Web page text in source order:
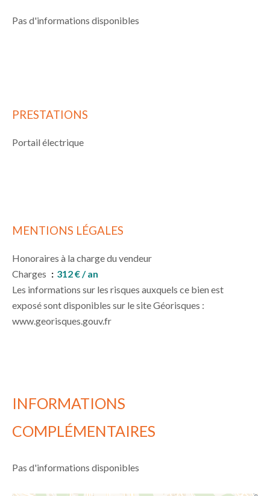
Pas d'informations disponibles
PRESTATIONS
Portail électrique
MENTIONS LÉGALES
Honoraires à la charge du vendeur
Charges
312 € / an
Les informations sur les risques auxquels ce bien est
exposé sont disponibles sur le site Géorisques :
www.georisques.gouv.fr
INFORMATIONS
COMPLÉMENTAIRES
Pas d'informations disponibles